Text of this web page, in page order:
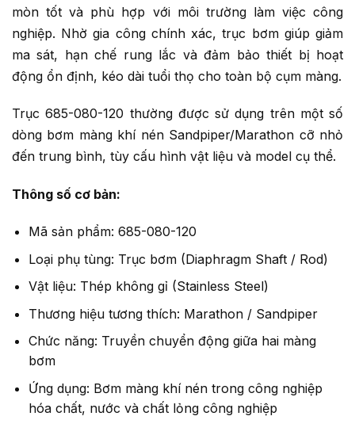
mòn tốt và phù hợp với môi trường làm việc công
nghiệp. Nhờ gia công chính xác, trục bơm giúp giảm
ma sát, hạn chế rung lắc và đảm bảo thiết bị hoạt
động ổn định, kéo dài tuổi thọ cho toàn bộ cụm màng.
Trục 685-080-120 thường được sử dụng trên một số
dòng bơm màng khí nén Sandpiper/Marathon cỡ nhỏ
đến trung bình, tùy cấu hình vật liệu và model cụ thể.
Thông số cơ bản:
Mã sản phẩm: 685-080-120
Loại phụ tùng: Trục bơm (Diaphragm Shaft / Rod)
Vật liệu: Thép không gỉ (Stainless Steel)
Thương hiệu tương thích: Marathon / Sandpiper
Chức năng: Truyền chuyển động giữa hai màng
bơm
Ứng dụng: Bơm màng khí nén trong công nghiệp
hóa chất, nước và chất lỏng công nghiệp